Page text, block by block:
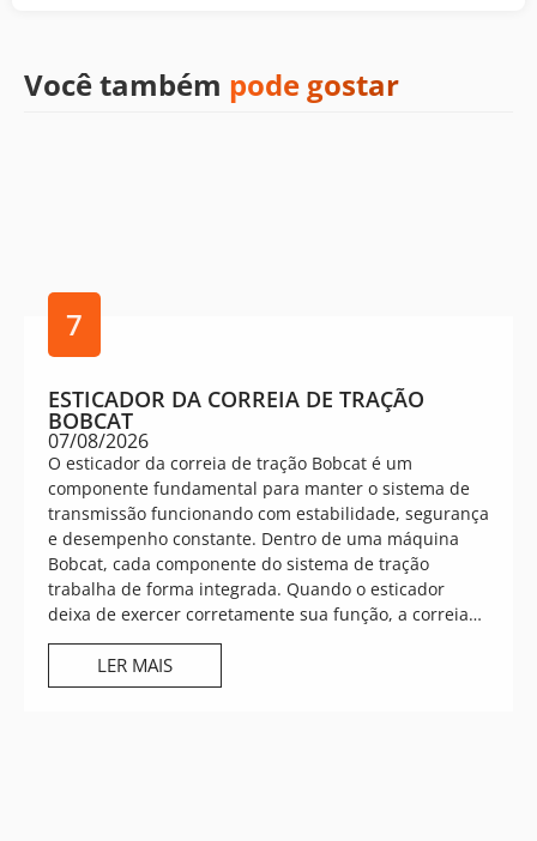
Você também pode gostar
7
ESTICADOR DA CORREIA DE TRAÇÃO
BOBCAT
07/08/2026
O esticador da correia de tração Bobcat é um
componente fundamental para manter o sistema de
transmissão funcionando com estabilidade, segurança
e desempenho constante. Dentro de uma máquina
Bobcat, cada componente do sistema de tração
trabalha de forma integrada. Quando o esticador
deixa de exercer corretamente sua função, a correia…
LER MAIS